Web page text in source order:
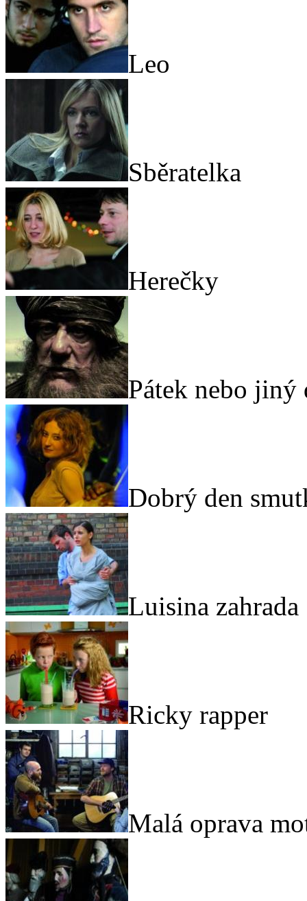
Leo
Sběratelka
Herečky
Pátek nebo jiný
Dobrý den
Luisina zahrada
Ricky rapper
Malá oprava